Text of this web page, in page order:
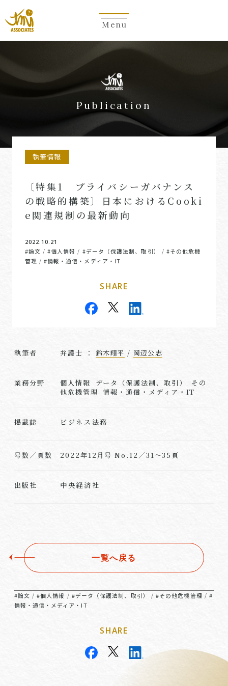
Menu
Publication
執筆情報
〔特集1 プライバシーガバナンス
の戦略的構築〕日本におけるCooki
e関連規制の最新動向
2022.10.21
#論文 / #個人情報 / #データ（保護法制、取引） / #その他危機
管理 / #情報・通信・メディア・IT
SHARE
執筆者 弁護士 ： 鈴木翔平 / 岡辺公志
業務分野
個人情報 データ（保護法制、取引） その
他危機管理 情報・通信・メディア・IT
掲載誌 ビジネス法務
号数／頁数 2022年12月号 No.12／31～35頁
出版社 中央経済社
一覧へ戻る
#論文 /#個人情報 / #データ（保護法制、取引） /#その他危機管理 / #
情報・通信・メディア・IT
SHARE